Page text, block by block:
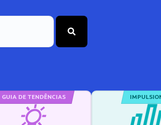
GUIA DE TENDÊNCIAS